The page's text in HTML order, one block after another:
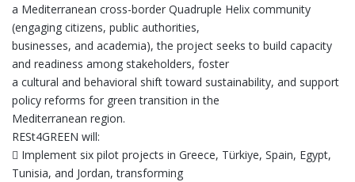
a Mediterranean cross-border Quadruple Helix community
(engaging citizens, public authorities,
businesses, and academia), the project seeks to build capacity
and readiness among stakeholders, foster
a cultural and behavioral shift toward sustainability, and support
policy reforms for green transition in the
Mediterranean region.
RESt4GREEN will:
 Implement six pilot projects in Greece, Türkiye, Spain, Egypt,
Tunisia, and Jordan, transforming